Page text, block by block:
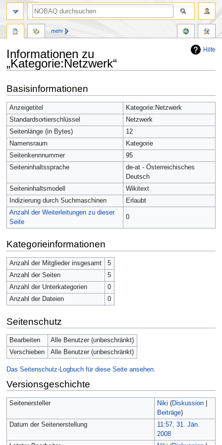
Hilfe
Informationen zu
„Kategorie:Netzwerk“
Navigation
springen
Suche
springen
Basisinformationen
Anzeigetitel
Kategorie:Netzwerk
Standardsortierschlüssel
Netzwerk
Seitenlänge (in Bytes)
12
Namensraum
Kategorie
Seitenkennnummer
95
Seiteninhaltssprache
de-at - Österreichisches
Deutsch
Seiteninhaltsmodell
Wikitext
Indizierung durch Suchmaschinen
Erlaubt
Anzahl der Weiterleitungen zu dieser
Seite
0
Kategorieinformationen
Anzahl der Mitglieder insgesamt
5
Anzahl der Seiten
5
Anzahl der Unterkategorien
0
Anzahl der Dateien
0
Seitenschutz
Bearbeiten
Alle Benutzer (unbeschränkt)
Verschieben
Alle Benutzer (unbeschränkt)
Das Seitenschutz-Logbuch für diese Seite ansehen.
Versionsgeschichte
Seitenersteller Niki (Diskussion|
Beiträge)
Datum der Seitenerstellung
11:57, 31. Jän.
2008
mehr